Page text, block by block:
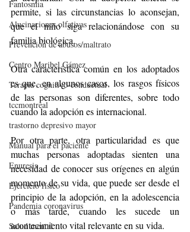
Fantosmia
Alucinaciones olfativas
Prevención de abusos/maltrato
Centro Maribel Gámez
Terapia cognitivo-conductual
tccmontreal
trastorno depresivo mayor
Manual para el paciente
Enuresis
Ejercicio físico
Pandemia coronavirus
Salud mental
permite, si las circunstancias lo aconsejan,
que el niño siga relacionándose con su
familia biológica.
Otra característica común en los adoptados
es que, en algunos casos, los rasgos físicos
de las personas son diferentes, sobre todo
cuando la adopción es internacional.
Por otra parte, otra particularidad es que
muchas personas adoptadas sienten una
necesidad de conocer sus orígenes en algún
momento de su vida, que puede ser desde el
principio de la adopción, en la adolescencia
o más tarde, cuando les sucede un
acontecimiento vital relevante en su vida.